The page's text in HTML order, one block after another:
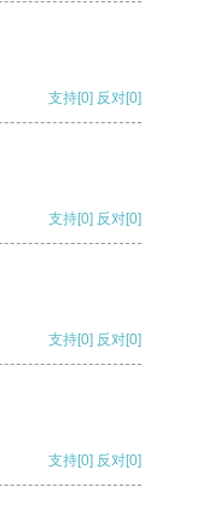
支持[0] 反对[0]
支持[0] 反对[0]
支持[0] 反对[0]
支持[0] 反对[0]